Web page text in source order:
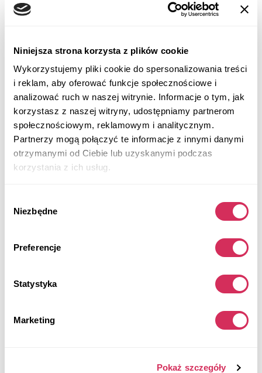
Niniejsza strona korzysta z plików cookie
Wykorzystujemy pliki cookie do spersonalizowania treści
i reklam, aby oferować funkcje społecznościowe i
analizować ruch w naszej witrynie. Informacje o tym, jak
korzystasz z naszej witryny, udostępniamy partnerom
społecznościowym, reklamowym i analitycznym.
Partnerzy mogą połączyć te informacje z innymi danymi
otrzymanymi od Ciebie lub uzyskanymi podczas
korzystania z ich usług.
zgody
Niezbędne
Preferencje
Statystyka
Marketing
Pokaż szczegóły
2020 FORD FUSION SE
Na przednie koła
Benzyna
98 637 mil
1,500 cm³
Automatic
2020
Aukcja za
dzień